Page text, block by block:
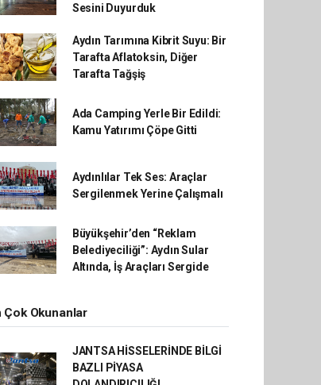
Sesini Duyurduk
Aydın Tarımına Kibrit Suyu: Bir
Tarafta Aflatoksin, Diğer
Tarafta Tağşiş
Ada Camping Yerle Bir Edildi:
Kamu Yatırımı Çöpe Gitti
Aydınlılar Tek Ses: Araçlar
Sergilenmek Yerine Çalışmalı
Büyükşehir’den “Reklam
Belediyeciliği”: Aydın Sular
Altında, İş Araçları Sergide
Çok Okunanlar
JANTSA HİSSELERİNDE BİLGİ
BAZLI PİYASA